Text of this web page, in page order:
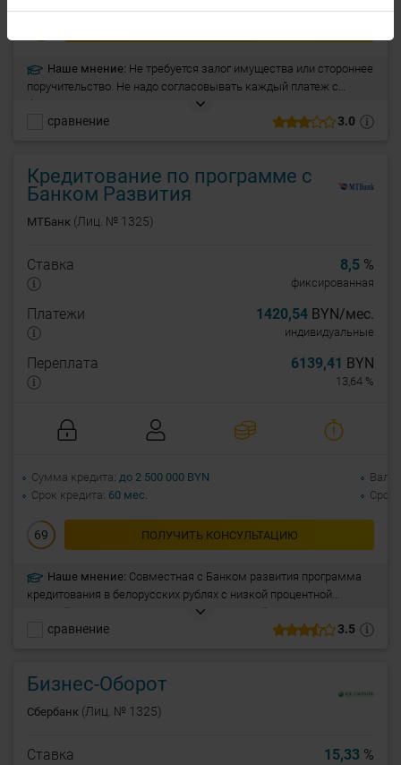
3.0
сравнение
Наше мнение: Не требуется залог имущества или стороннее
поручительство. Не надо согласовывать каждый платеж с
банком. Автоматическое погашение основного долга при
наличии денежных средств на счету. Оплата только за те
Кредитование по программе с
Банком Развития
МТБанк (Лиц. № 1325)
3.5
сравнение
Ставка 8,5 %
фиксированная
Платежи 1420,54 BYN/мес.
индивидуальные
Переплата 6139,41 BYN
13,64 %
69 ПОЛУЧИТЬ КОНСУЛЬТАЦИЮ
Сумма кредита до 2 500 000 BYN
Срок кредита 60 мес.
Срок
Наше мнение: Совместная с Банком развития программа
кредитования в белорусских рублях с низкой процентной
ставкой. Рассмотрение до 5-7 дней. Разовый кредит или
кредитная линия. Отсрочка платежа по основному долгу.
Бизнес-Оборот
Сбербанк (Лиц. № 1325)
Ставка 15,33 %